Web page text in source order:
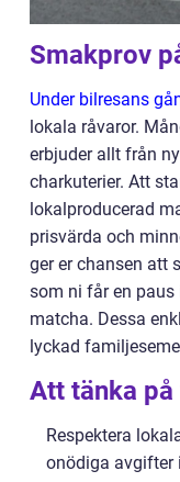
Smakprov
Under bilresans
lokala råvaror.
erbjuder allt från
charkuterier. Att
lokalproducerad
prisvärda och
ger er chansen att
som ni får en
matcha. Dessa
lyckad
Att tänka
Respektera
onödiga avgifter